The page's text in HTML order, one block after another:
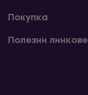
Покупка
Полезни линкове